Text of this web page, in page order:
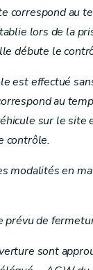
correspond au
lors de la
débute le
est effectué
au
sur le site
contrôle.
modalités en
prévu de
sont